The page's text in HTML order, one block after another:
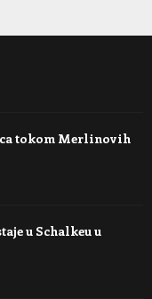
tokom Merlinovih
u Schalkeu u